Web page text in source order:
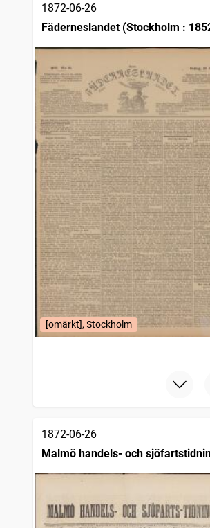
1872-06-26
Fäderneslandet (Stockholm :
[omärkt], Stockholm
1872-06-26
Malmö handels- och